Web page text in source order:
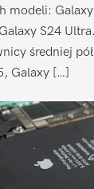
modeli:
S24
średniej
Galaxy […]